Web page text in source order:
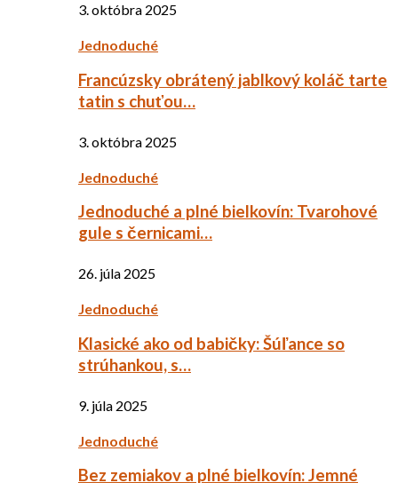
3. októbra 2025
Jednoduché
Francúzsky obrátený jablkový koláč tarte
tatin s chuťou…
3. októbra 2025
Jednoduché
Jednoduché a plné bielkovín: Tvarohové
gule s černicami…
26. júla 2025
Jednoduché
Klasické ako od babičky: Šúľance so
strúhankou, s…
9. júla 2025
Jednoduché
Bez zemiakov a plné bielkovín: Jemné